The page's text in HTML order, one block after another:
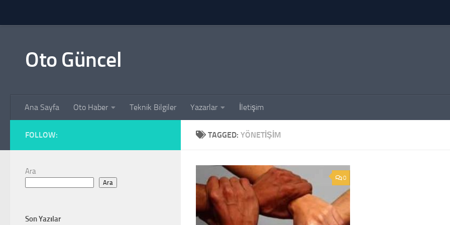
Oto Güncel
Ana Sayfa Oto Haber Teknik Bilgiler Yazarlar İletişim
TAGGED: YÖNETIŞIM
0
FOLLOW:
Ara
Ara
Son Yazılar